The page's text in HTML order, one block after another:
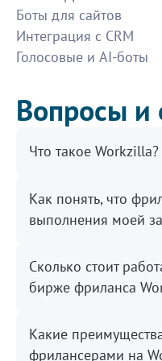
качество.
1200
Все хорошо, на
Молодец, Мария мне
претензий.
Оценка состояния
500
Боты для сайтов
Интеграция с CRM
Голосовые и AI-боты
Вопросы и
Что такое Workzilla?
Как понять, что
выполнения моей
Сколько стоит
бирже фриланса
Какие
фрилансерами на